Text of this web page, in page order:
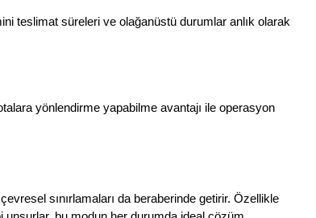
teslimat süreleri ve olağanüstü durumlar anlık olarak
yönlendirme yapabilme avantajı ile operasyon
sınırlamaları da beraberinde getirir. Özellikle